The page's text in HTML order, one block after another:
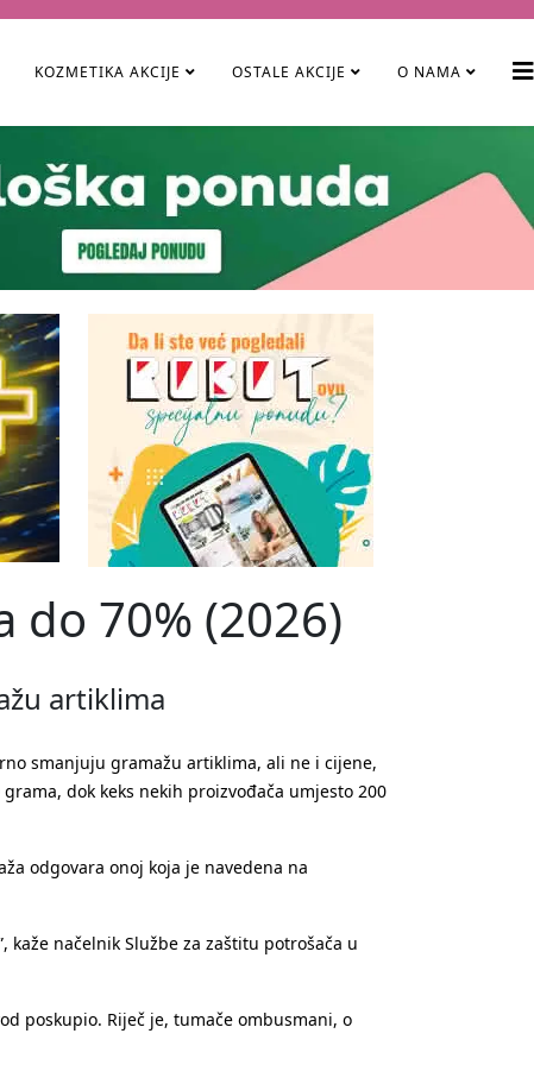
KOZMETIKA AKCIJE OSTALE AKCIJE O NAMA
do 70% (2026)
artiklima
smanjuju gramažu artiklima, ali ne i cijene,
dok keks nekih proizvođača umjesto 200
odgovara onoj koja je navedena na
načelnik Službe za zaštitu potrošača u
poskupio. Riječ je, tumače ombusmani, o